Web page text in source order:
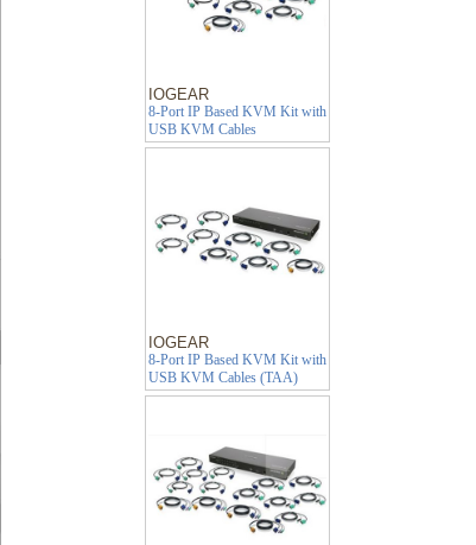
IOGEAR
8-Port IP Based KVM Kit with
USB KVM Cables
IOGEAR
8-Port IP Based KVM Kit with
USB KVM Cables (TAA)